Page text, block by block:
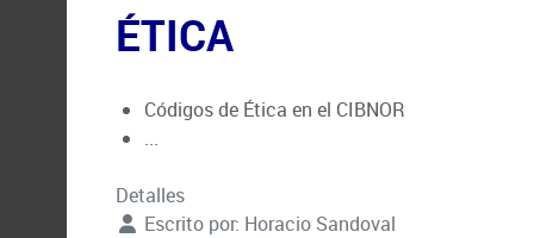
ÉTICA
Códigos de Ética en el CIBNOR
...
Detalles
Escrito por: Horacio Sandoval